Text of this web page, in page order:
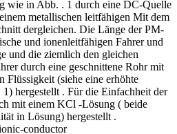
wie in Abb. . 1 durch eine DC-Quelle
metallischen leitfähigen Mit dem
dergleichen. Die Länge der PM-
und ionenleitfähigen Fahrer und
und die ziemlich den gleichen
durch eine geschnittene Rohr mit
Flüssigkeit (siehe eine erhöhte
hergestellt . Für die Einfachheit der
mit einem KCl -Lösung ( beide
in Lösung) hergestellt .